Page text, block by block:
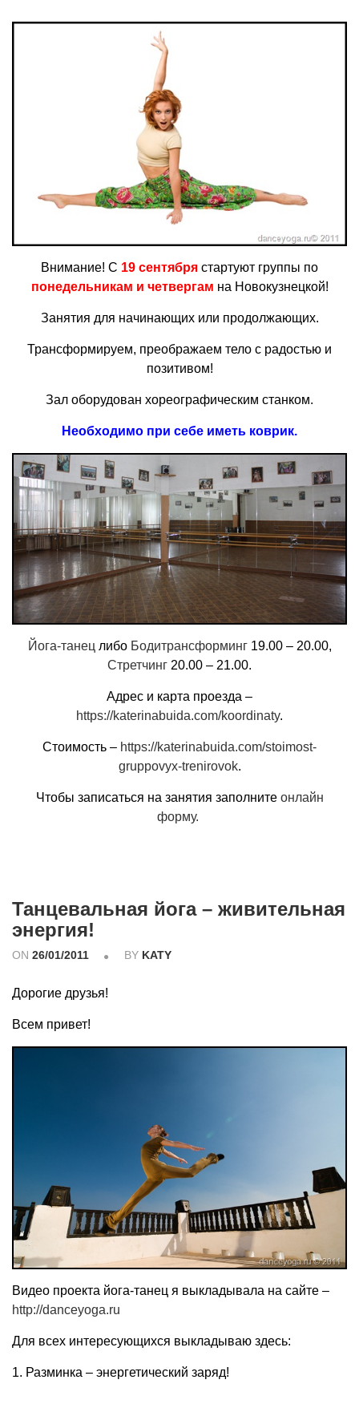
Внимание! С 19 сентября стартуют группы по
понедельникам и четвергам на Новокузнецкой!
Занятия для начинающих или продолжающих.
Трансформируем, преображаем тело с радостью и
позитивом!
Зал оборудован хореографическим станком.
Необходимо при себе иметь коврик.
Йога-танецлибо Бодитрансформинг19.00 – 20.00,
Стретчинг 20.00 – 21.00.
Адрес и карта проезда –
https://katerinabuida.com/koordinaty.
Стоимость – https://katerinabuida.com/stoimost-
gruppovyx-trenirovok.
Чтобы записаться на занятия заполните онлайн
форму.
Танцевальная йога – живительная
энергия!
ON 26/01/2011 BY KATY
Дорогие друзья!
Всем привет!
Видео проекта йога-танец я выкладывала на сайте –
http://danceyoga.ru
Для всех интересующихся выкладываю здесь:
1. Разминка – энергетический заряд!